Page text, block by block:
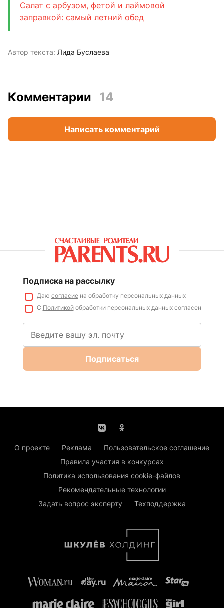
Салат с арбузом, фетой и лаймовой
заправкой: самый летний обед
Автор текста: Лида Буслаева
Комментарии 14
Написать комментарий
Подписка на рассылку
Даю согласиена обработку персональных данных
С Политикойобработки персональных данных согласен
Подписаться
О проекте Реклама
Пользовательское соглашение
Правила участия в конкурсах
Политика использования cookie-файлов
Рекомендательные технологии
Задать вопрос эксперту
Техподдержка